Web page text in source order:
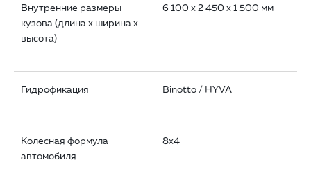
Внутренние размеры
кузова (длина x ширина x
высота)
6 100 x 2 450 x 1 500 мм
Гидрофикация Binotto / HYVA
Колесная формула
автомобиля
8x4